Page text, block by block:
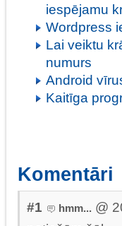
iespējamu
Wordpress
Lai veiktu
numurs
Android
Kaitīga
Komentāri
#1 hmm... @